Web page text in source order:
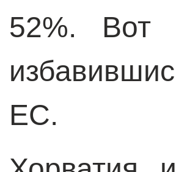
52%. Вот
ЕС.